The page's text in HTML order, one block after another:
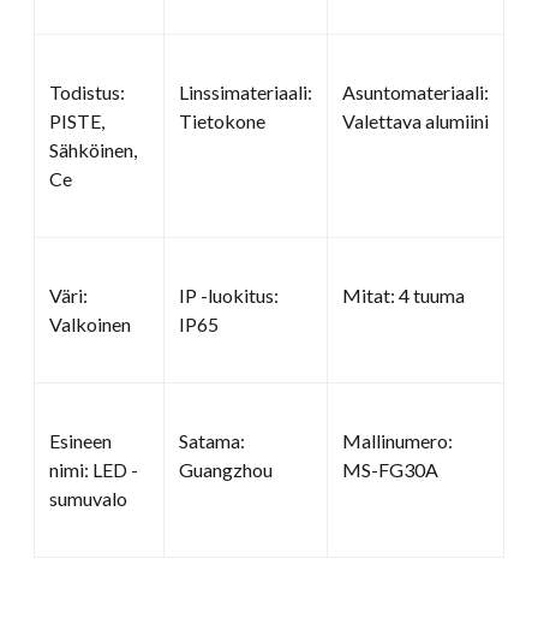
Todistus:
PISTE,
Sähköinen,
Ce
Linssimateriaali:
Tietokone
Asuntomateriaali:
Valettava alumiini
Väri:
Valkoinen
IP -luokitus:
IP65
Mitat: 4 tuuma
Esineen
nimi: LED -
sumuvalo
Satama:
Guangzhou
Mallinumero:
MS-FG30A